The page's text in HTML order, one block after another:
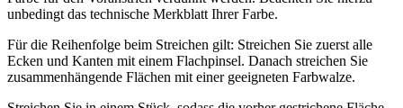
unbedingt das technische Merkblatt Ihrer Farbe.
Für die Reihenfolge beim Streichen gilt: Streichen Sie zuerst alle
Ecken und Kanten mit einem Flachpinsel. Danach streichen Sie
zusammenhängende Flächen mit einer geeigneten Farbwalze.